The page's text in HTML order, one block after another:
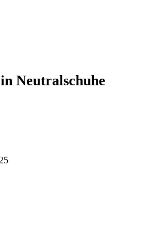
in Neutralschuhe